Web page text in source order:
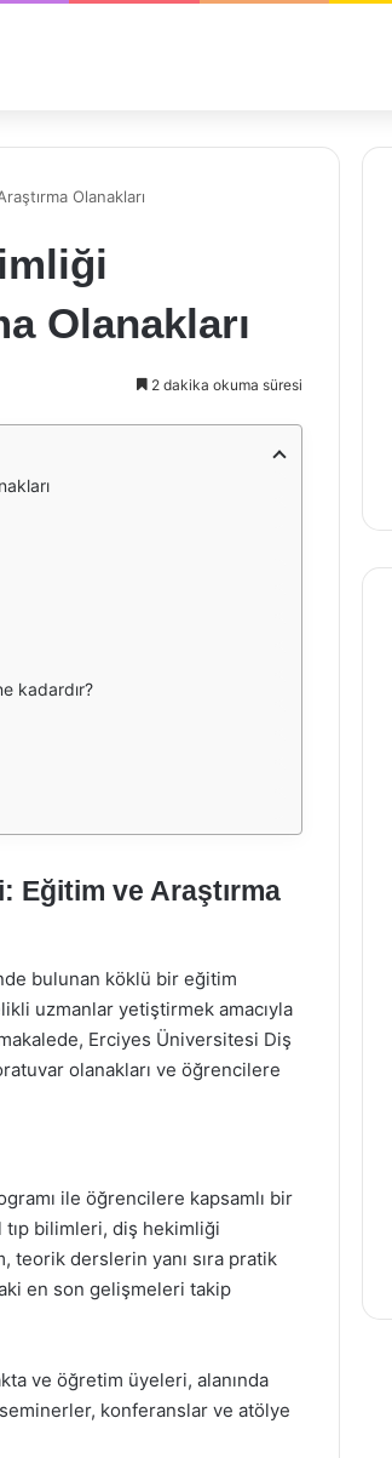
Olanakları
Olanakları
2 dakika okuma süresi
kadardır?
Eğitim ve Araştırma
bulunan köklü bir eğitim
uzmanlar yetiştirmek amacıyla
Erciyes Üniversitesi Diş
olanakları ve öğrencilere
ile öğrencilere kapsamlı bir
tıp bilimleri, diş hekimliği
teorik derslerin yanı sıra pratik
en son gelişmeleri takip
ve öğretim üyeleri, alanında
konferanslar ve atölye